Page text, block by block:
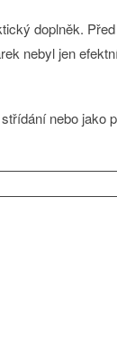
doplněk. Před
nebyl jen
nebo jako